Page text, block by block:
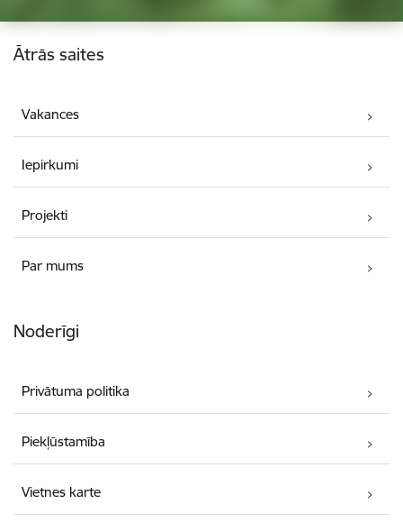
Kājene
Ātrās saites
Vakances
Iepirkumi
Projekti
Par mums
Noderīgi
Privātuma politika
Piekļūstamība
Vietnes karte